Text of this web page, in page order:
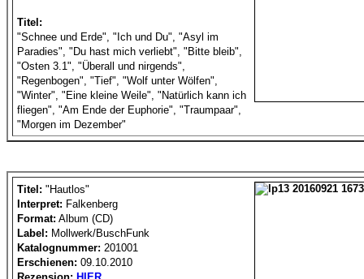
Titel:
"Schnee und Erde", "Ich und Du", "Asyl im
Paradies", "Du hast mich verliebt", "Bitte bleib",
"Osten 3.1", "Überall und nirgends",
"Regenbogen", "Tief", "Wolf unter Wölfen",
"Winter", "Eine kleine Weile", "Natürlich kann ich
fliegen", "Am Ende der Euphorie", "Traumpaar",
"Morgen im Dezember"
Titel: "Hautlos"
Interpret: Falkenberg
Format: Album (CD)
Label: Mollwerk/BuschFunk
Katalognummer: 201001
Erschienen: 09.10.2010